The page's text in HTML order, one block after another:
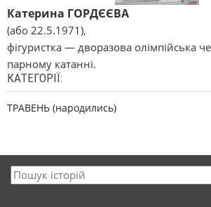
Катерина ГОРДЄЄВА
(або 22.5.1971),
фігуристка — дворазова олімпійська
парному катанні.
КАТЕГОРІЇ:
ТРАВЕНЬ (народились)